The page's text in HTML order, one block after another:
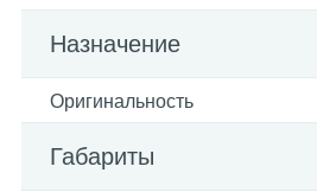
Назначение
Оригинальность
Габариты